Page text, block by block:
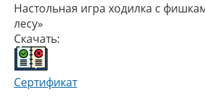
Настольная игра ходилка с
лесу»
Скачать:
Сертификат